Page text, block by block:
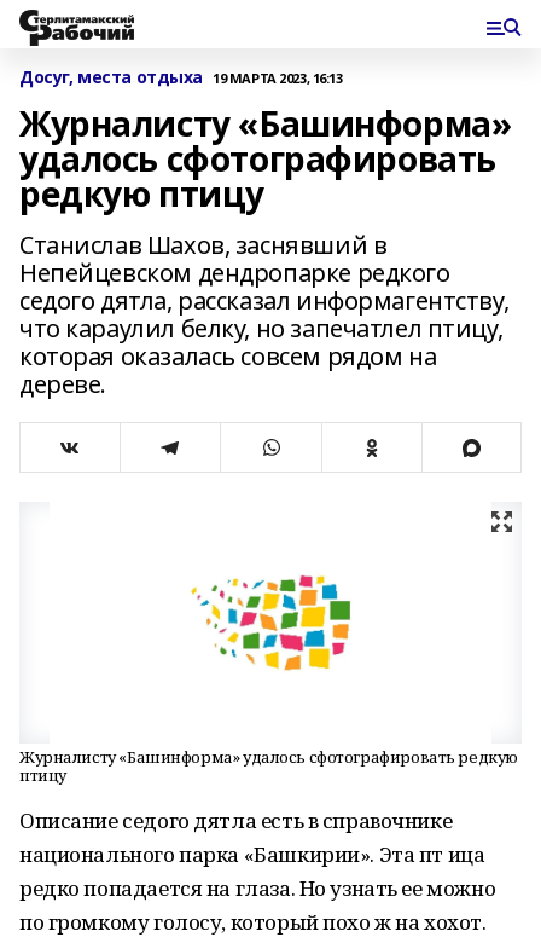
Досуг, места отдыха 19 МАРТА 2023, 16:13
Журналисту «Башинформа»
удалось сфотографировать
редкую птицу
Станислав Шахов, заснявший в
Непейцевском дендропарке редкого
седого дятла, рассказал информагентству,
что караулил белку, но запечатлел птицу,
которая оказалась совсем рядом на
дереве.
Журналисту «Башинформа» удалось сфотографировать редкую
птицу
Описание седого дятла есть в справочнике
национального парка «Башкирии». Эта пт ица
редко попадается на глаза. Но узнать ее можно
по громкому голосу, который похо ж на хохот.